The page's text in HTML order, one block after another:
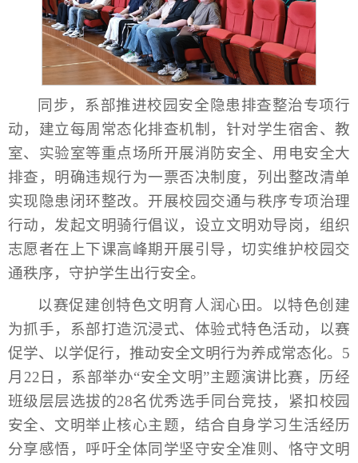
同步，系部推进校园安全隐患排查整治专项行
动，建立每周常态化排查机制，针对学生宿舍、教
室、实验室等重点场所开展消防安全、用电安全大
排查，明确违规行为一票否决制度，列出整改清单
实现隐患闭环整改。开展校园交通与秩序专项治理
行动，发起文明骑行倡议，设立文明劝导岗，组织
志愿者在上下课高峰期开展引导，切实维护校园交
通秩序，守护学生出行安全。
以赛促建创特色文明育人润心田。以特色创建
为抓手，系部打造沉浸式、体验式特色活动，以赛
促学、以学促行，推动安全文明行为养成常态化。5
月22日，系部举办“安全文明”主题演讲比赛，历经
班级层层选拔的28名优秀选手同台竞技，紧扣校园
安全、文明举止核心主题，结合自身学习生活经历
分享感悟，呼吁全体同学坚守安全准则、恪守文明